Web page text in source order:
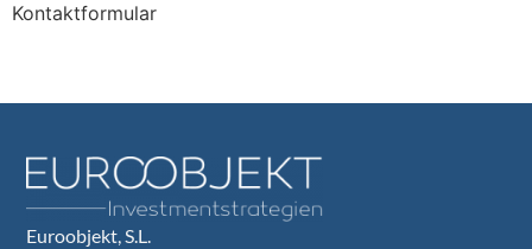
Kontaktformular
Euroobjekt, S.L.